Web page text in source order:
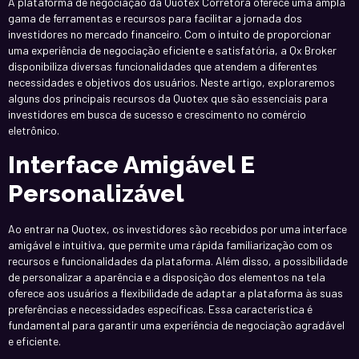
gama de ferramentas e recursos para facilitar a jornada dos
investidores no mercado financeiro. Com o intuito de proporcionar
uma experiência de negociação eficiente e satisfatória, a Qx Broker
disponibiliza diversas funcionalidades que atendem a diferentes
necessidades e objetivos dos usuários. Neste artigo, exploraremos
alguns dos principais recursos da Quotex que são essenciais para
investidores em busca de sucesso e crescimento no comércio
eletrônico.
Interface Amigável E
Personalizável
Ao entrar na Quotex, os investidores são recebidos por uma interface
amigável e intuitiva, que permite uma rápida familiarização com os
recursos e funcionalidades da plataforma. Além disso, a possibilidade
de personalizar a aparência e a disposição dos elementos na tela
oferece aos usuários a flexibilidade de adaptar a plataforma às suas
preferências e necessidades específicas. Essa característica é
fundamental para garantir uma experiência de negociação agradável
e eficiente.